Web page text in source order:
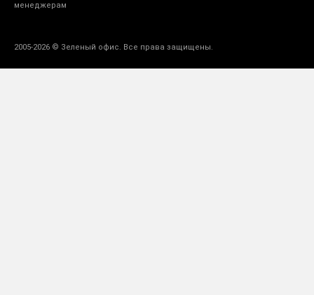
менеджерам
2005-2026 © Зеленый офис. Все права защищены.